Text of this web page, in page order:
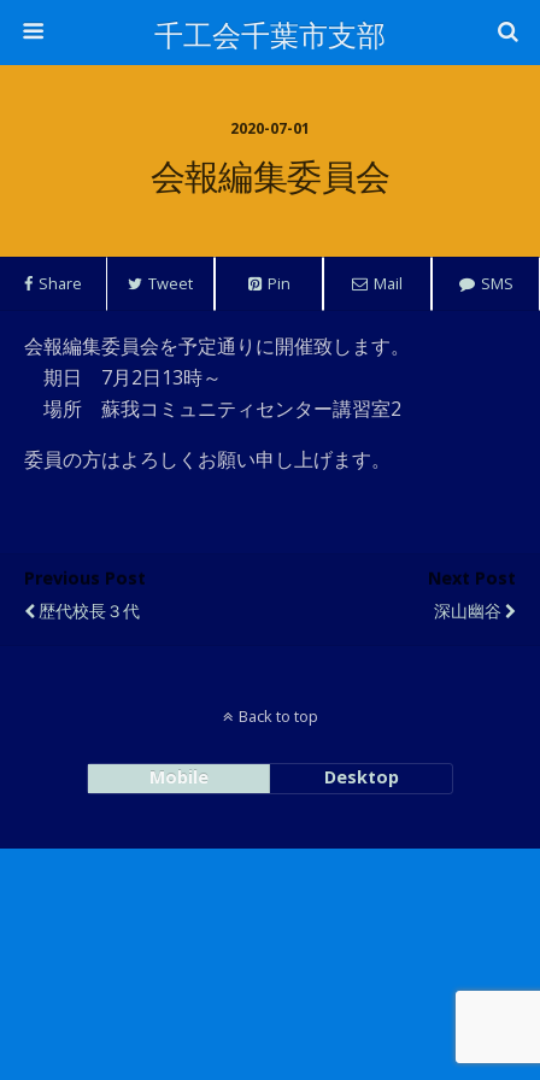
千工会千葉市支部
2020-07-01
会報編集委員会
Share Tweet Pin Mail SMS
会報編集委員会を予定通りに開催致します。
期日 7月2日13時～
場所 蘇我コミュニティセンター講習室2
委員の方はよろしくお願い申し上げます。
Previous Post
歴代校長３代
Next Post
深山幽谷
Back to top
Mobile Desktop